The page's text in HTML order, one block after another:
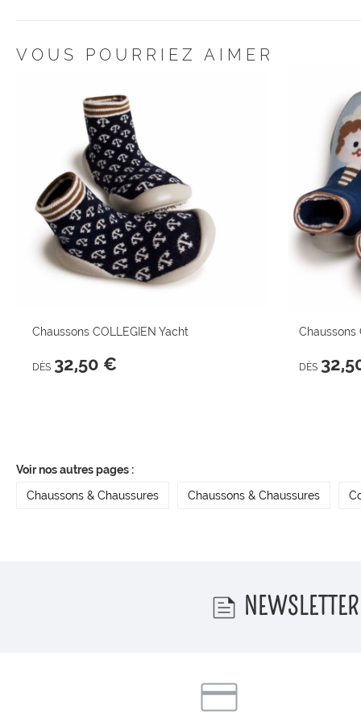
VOUS POURRIEZ AIMER
Chaussons COLLEGIEN Yacht
DÈS 32,50 €
Chaussons
DÈS
Voir nos autres pages :
Chaussons & Chaussures
Chaussons & Chaussures
NEWSLETTER